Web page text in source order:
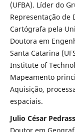
(UFBA). Líder do
Representação de
Cartógrafa pela
Doutora em
Santa Catarina
Institute of
Mapeamento
Aquisição,
espaciais.
Julio César
Doutor em